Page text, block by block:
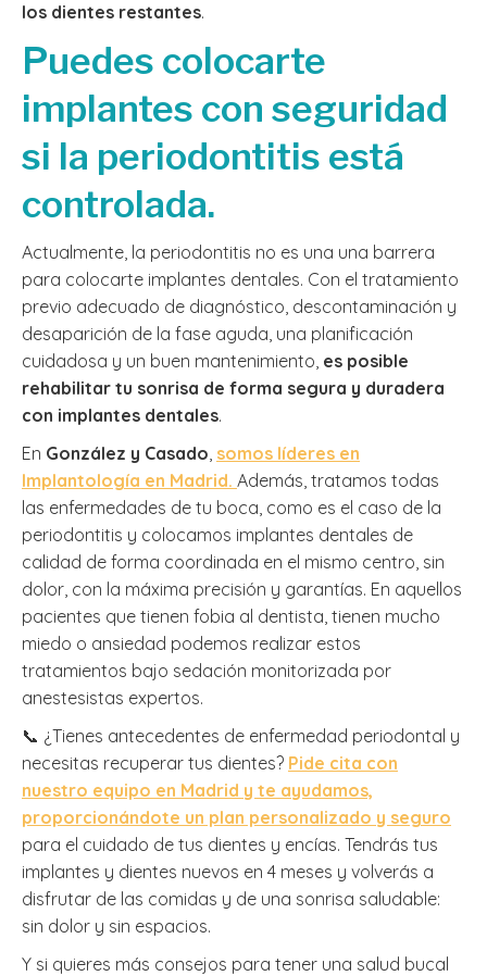
los dientes restantes.
Puedes colocarte
implantes con seguridad
si la periodontitis está
controlada.
Actualmente, la periodontitis no es una una barrera
para colocarte implantes dentales. Con el tratamiento
previo adecuado de diagnóstico, descontaminación y
desaparición de la fase aguda, una planificación
cuidadosa y un buen mantenimiento, es posible
rehabilitar tu sonrisa de forma segura y duradera
con implantes dentales.
En González y Casado, somos líderes en
Implantología en Madrid. Además, tratamos todas
las enfermedades de tu boca, como es el caso de la
periodontitis y colocamos implantes dentales de
calidad de forma coordinada en el mismo centro, sin
dolor, con la máxima precisión y garantías. En aquellos
pacientes que tienen fobia al dentista, tienen mucho
miedo o ansiedad podemos realizar estos
tratamientos bajo sedación monitorizada por
anestesistas expertos.
📞 ¿Tienes antecedentes de enfermedad periodontal y
necesitas recuperar tus dientes? Pide cita con
nuestro equipo en Madrid y te ayudamos,
proporcionándote un plan personalizado y seguro
para el cuidado de tus dientes y encías. Tendrás tus
implantes y dientes nuevos en 4 meses y volverás a
disfrutar de las comidas y de una sonrisa saludable:
sin dolor y sin espacios.
Y si quieres más consejos para tener una salud bucal